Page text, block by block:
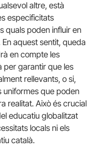
altre, està
especificitats
quals poden influir en
aquest sentit, queda
en compte les
per garantir que les
rellevants, o si,
uniformes que poden
realitat. Això és crucial
educatiu globalitzat
locals ni els
català.